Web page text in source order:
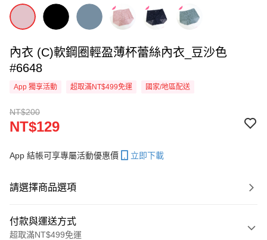
內衣 (C)軟鋼圈輕盈薄杯蕾絲內衣_豆沙色
#6648
App 獨享活動 超取滿NT$499免運 國家/地區配送
NT$200
NT$129
App 結帳可享專屬活動優惠價 立即下載
請選擇商品選項
付款與運送方式
超取滿NT$499免運